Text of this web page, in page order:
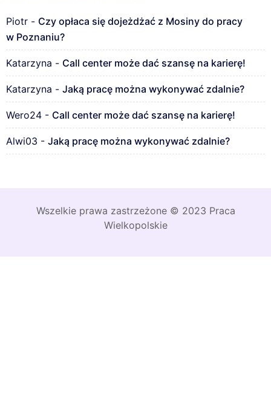
Piotr - Czy opłaca się dojeżdżać z Mosiny do pracy
w Poznaniu?
Katarzyna - Call center może dać szansę na karierę!
Katarzyna - Jaką pracę można wykonywać zdalnie?
Wero24 - Call center może dać szansę na karierę!
Alwi03 - Jaką pracę można wykonywać zdalnie?
Wszelkie prawa zastrzeżone © 2023 Praca
Wielkopolskie